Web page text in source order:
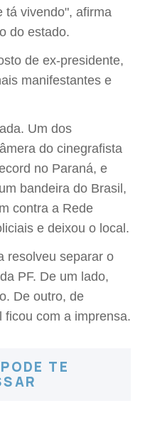
tá vivendo", afirma
do estado.
de ex-presidente,
manifestantes e
Um dos
do cinegrafista
no Paraná, e
bandeira do Brasil,
contra a Rede
e deixou o local.
resolveu separar o
PF. De um lado,
De outro, de
ficou com a imprensa.
TE